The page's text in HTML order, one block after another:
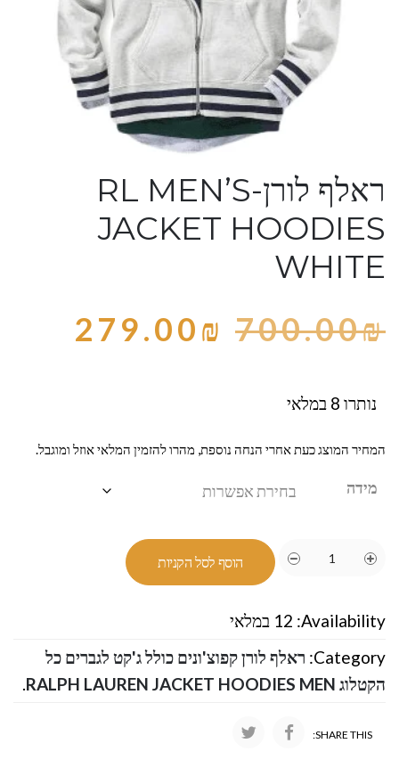
ראלף לורן-RL MEN’S
JACKET HOODIES
WHITE
700.00₪
279.00₪
נותרו 8 במלאי
המחיר המוצג כעת אחרי הנחה נוספת, מהרו להזמין המלאי אוזל ומוגבל.
מידה
הוסף לסל הקניות
Availability: 12 במלאי
Category: ראלף לורן קפוצ'ונים כולל ג'קט לגברים כל
הקטלוג RALPH LAUREN JACKET HOODIES MEN
.
SHARE THIS: